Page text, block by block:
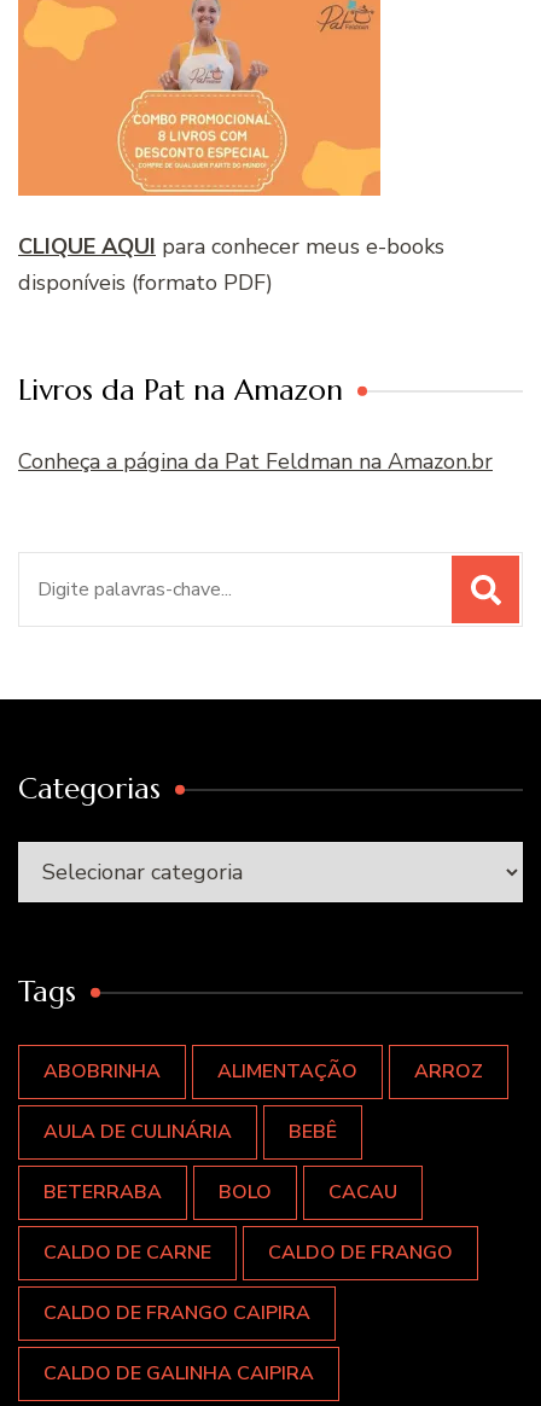
CLIQUE AQUI para conhecer meus e-books
disponíveis (formato PDF)
Livros da Pat na Amazon
Conheça a página da Pat Feldman na Amazon.br
Categorias
Categorias
Tags
ABOBRINHA ALIMENTAÇÃO ARROZ
AULA DE CULINÁRIA BEBÊ
BETERRABA BOLO CACAU
CALDO DE CARNE CALDO DE FRANGO
CALDO DE FRANGO CAIPIRA
CALDO DE GALINHA CAIPIRA